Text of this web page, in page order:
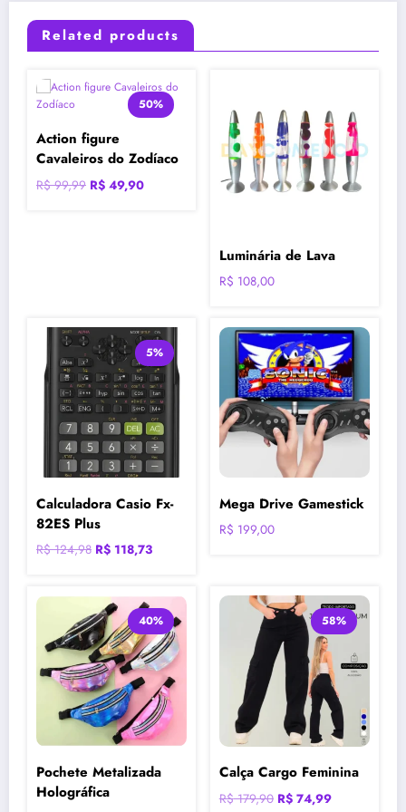
Related products
50%
Action figure
Cavaleiros do Zodíaco
R$99,99 O
R$ 49,90O
Luminária de Lava
R$ 108,00
5%
Calculadora Casio Fx-
82ES Plus
R$124,98 O
era:
R$ 124,98.
R$ 118,73O
é:
R$ 118,73.
Mega Drive Gamestick
R$ 199,00
40%
Pochete Metalizada
Holográfica
58%
Calça Cargo Feminina
R$179,90 O
R$74,99O